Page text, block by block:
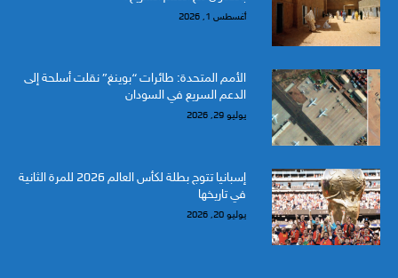
أغسطس 1, 2026
الأمم المتحدة: طائرات “بوينغ” نقلت أسلحة إلى
الدعم السريع في السودان
يوليو 29, 2026
إسبانيا تتوج بطلة لكأس العالم 2026 للمرة الثانية
في تاريخها
يوليو 20, 2026